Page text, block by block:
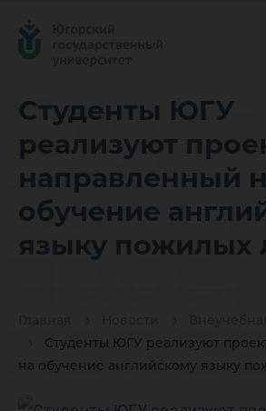
Студенты ЮГУ
реализуют
направленный
обучение
языку пожилых
Студенты ЮГУ реализуют
на обучение английскому языку